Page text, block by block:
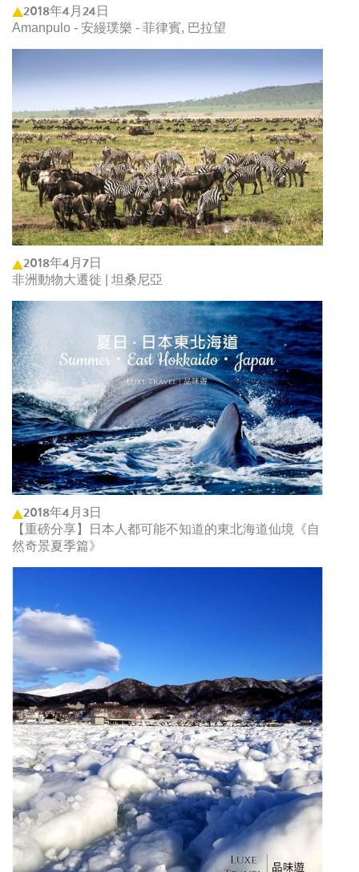
2018年4月24日
Amanpulo - 安縵璞樂 - 菲律賓, 巴拉望
2018年4月7日
非洲動物大遷徙 | 坦桑尼亞
2018年4月3日
【重磅分享】日本人都可能不知道的東北海道仙境《自
然奇景夏季篇》